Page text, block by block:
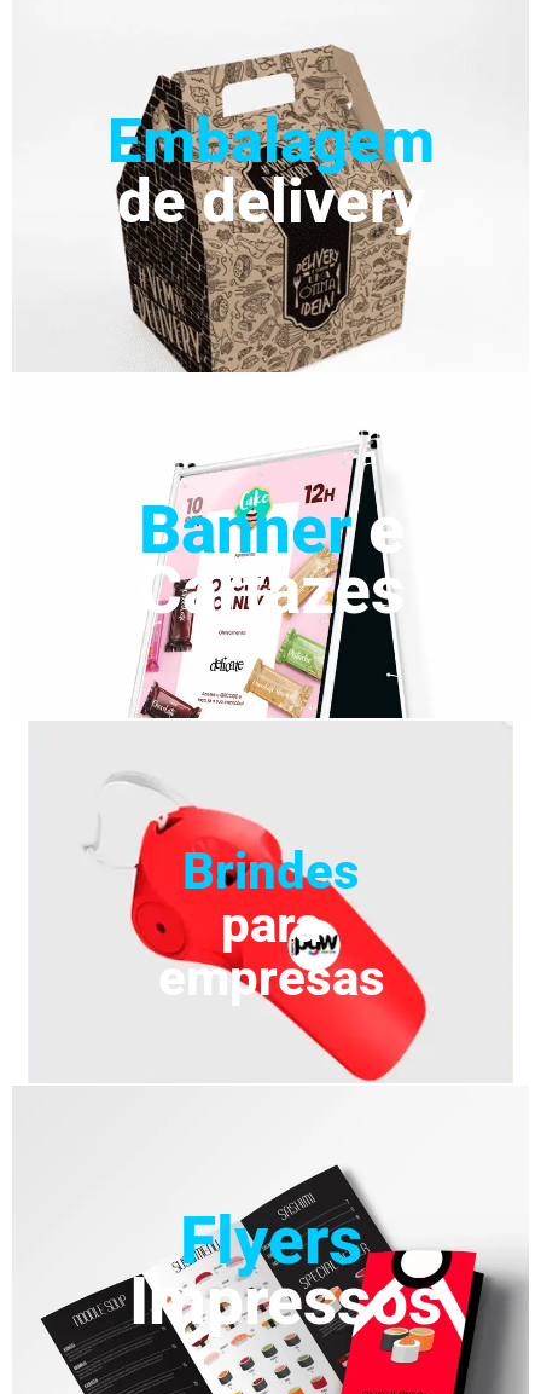
Embalagem
de delivery
Bannere
Cartazes
Brindes
para
empresas
Flyers
Impressos